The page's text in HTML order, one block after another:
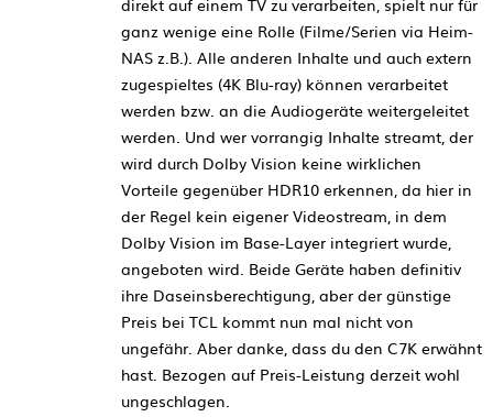
direkt auf einem TV zu verarbeiten, spielt nur für
ganz wenige eine Rolle (Filme/Serien via Heim-
NAS z.B.). Alle anderen Inhalte und auch extern
zugespieltes (4K Blu-ray) können verarbeitet
werden bzw. an die Audiogeräte weitergeleitet
werden. Und wer vorrangig Inhalte streamt, der
wird durch Dolby Vision keine wirklichen
Vorteile gegenüber HDR10 erkennen, da hier in
der Regel kein eigener Videostream, in dem
Dolby Vision im Base-Layer integriert wurde,
angeboten wird. Beide Geräte haben definitiv
ihre Daseinsberechtigung, aber der günstige
Preis bei TCL kommt nun mal nicht von
ungefähr. Aber danke, dass du den C7K erwähnt
hast. Bezogen auf Preis-Leistung derzeit wohl
ungeschlagen.